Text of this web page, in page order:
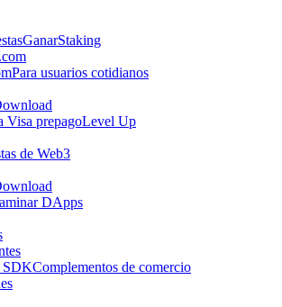
GanarStaking
Para usuarios cotidianos
Visa prepagoLevel Up
de Web3
DApps
SDKComplementos de comercio